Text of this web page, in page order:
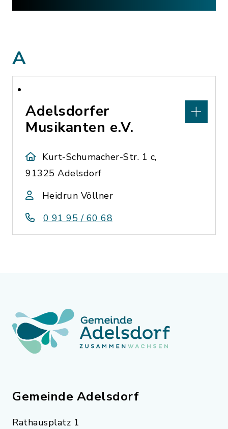
A
Adelsdorfer
Musikanten e.V.
Kurt-Schumacher-Str. 1 c,
91325 Adelsdorf
Heidrun Völlner
0 91 95 / 60 68
Gemeinde Adelsdorf
Rathausplatz 1